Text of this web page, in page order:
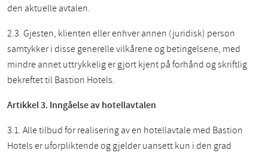
den aktuelle avtalen.
2.3. Gjesten, klienten eller enhver annen (juridisk) person
samtykker i disse generelle vilkårene og betingelsene, med
mindre annet uttrykkelig er gjort kjent på forhånd og skriftlig
bekreftet til Bastion Hotels.
Artikkel 3. Inngåelse av hotellavtalen
3.1. Alle tilbud for realisering av en hotellavtale med Bastion
Hotels er uforpliktende og gjelder uansett kun i den grad